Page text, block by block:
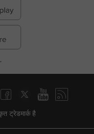
ट्रेडमार्क है